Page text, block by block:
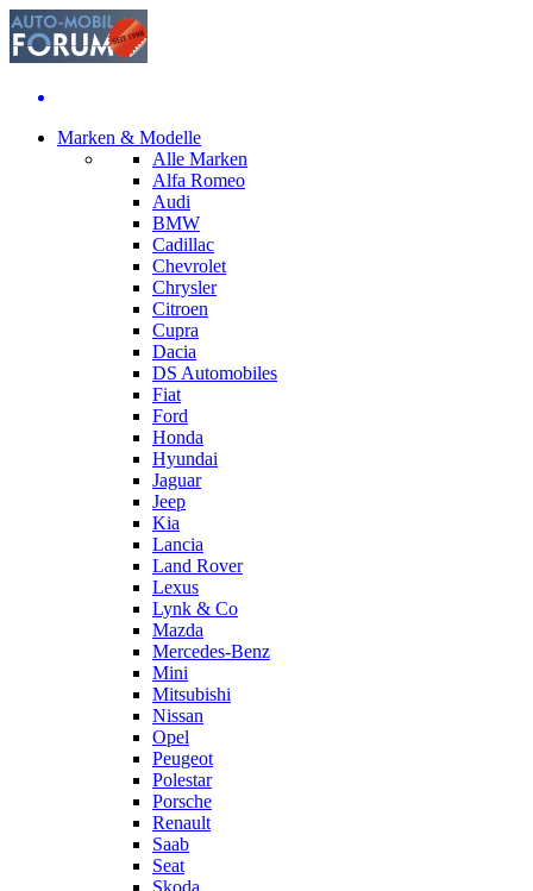
Marken & Modelle
Alle Marken
Alfa Romeo
Audi
BMW
Cadillac
Chevrolet
Chrysler
Citroen
Cupra
Dacia
DS Automobiles
Fiat
Ford
Honda
Hyundai
Jaguar
Jeep
Kia
Lancia
Land Rover
Lexus
Lynk & Co
Mazda
Mercedes-Benz
Mini
Mitsubishi
Nissan
Opel
Peugeot
Polestar
Porsche
Renault
Saab
Seat
Skoda